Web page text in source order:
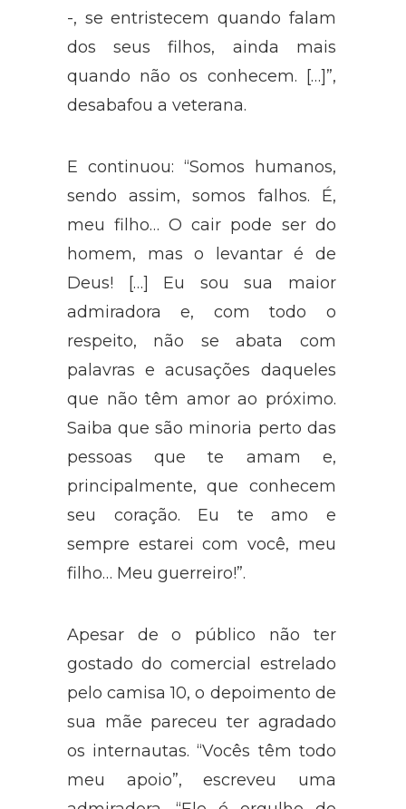
-, se entristecem quando falam
dos seus filhos, ainda mais
quando não os conhecem. […]”,
desabafou a veterana.
E continuou: “Somos humanos,
sendo assim, somos falhos. É,
meu filho… O cair pode ser do
homem, mas o levantar é de
Deus! […] Eu sou sua maior
admiradora e, com todo o
respeito, não se abata com
palavras e acusações daqueles
que não têm amor ao próximo.
Saiba que são minoria perto das
pessoas que te amam e,
principalmente, que conhecem
seu coração. Eu te amo e
sempre estarei com você, meu
filho… Meu guerreiro!”.
Apesar de o público não ter
gostado do comercial estrelado
pelo camisa 10, o depoimento de
sua mãe pareceu ter agradado
os internautas. “Vocês têm todo
meu apoio”, escreveu uma